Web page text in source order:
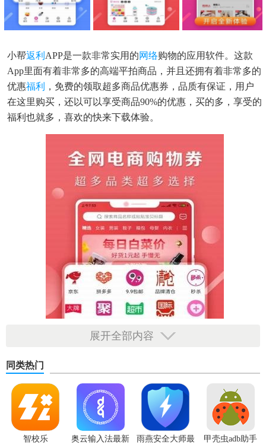
小帮返利 APP是一款非常实用的网络购物的应用软件。这款
App里面有着非常多的高端平拍商品，并且还拥有着非常多的
优惠福利
，免费的领取超多商品优惠券，品质有保证，用户
在这里购买，还以可以享受商品90%的优惠，买的多，享受的
福利也就多，喜欢的快来下载体验。
展开全部内容
同类热门
智校乐
奥云输入法最新
雨燕安全大师最
甲壳虫adb助手